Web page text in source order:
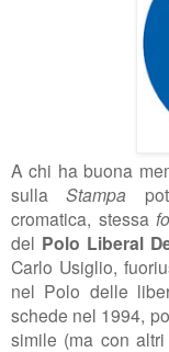
A chi ha buona
sullaStampa
cromatica, stessa
del Polo Liberal
Carlo Usiglio,
nel Polo delle
schede nel 1994,
simile (ma con